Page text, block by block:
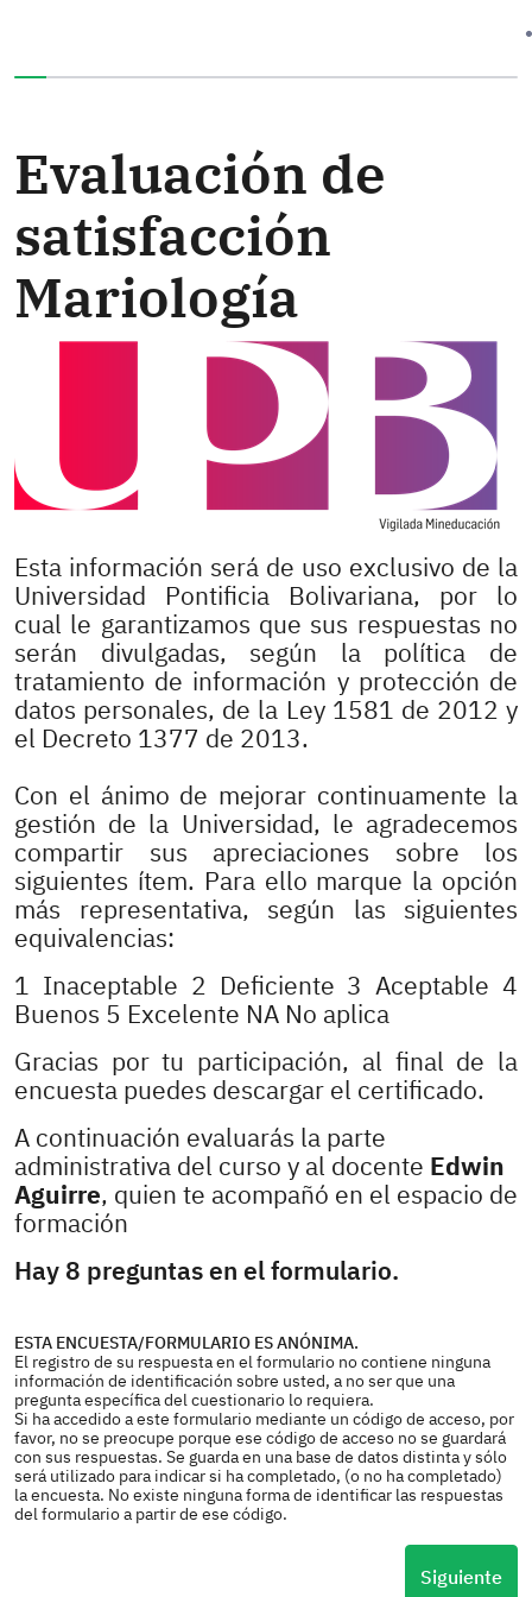
Evaluación de
satisfacción
Mariología
Esta información será de uso exclusivo de la
Universidad Pontificia Bolivariana, por lo
cual le garantizamos que sus respuestas no
serán divulgadas, según la política de
tratamiento de información y protección de
datos personales, de la Ley 1581 de 2012 y
el Decreto 1377 de 2013.
Con el ánimo de mejorar continuamente la
gestión de la Universidad, le agradecemos
compartir sus apreciaciones sobre los
siguientes ítem. Para ello marque la opción
más representativa, según las siguientes
equivalencias:
1 Inaceptable 2 Deficiente 3 Aceptable 4
Buenos 5 Excelente NA No aplica
Gracias por tu participación, al final de la
encuesta puedes descargar el certificado.
A continuación evaluarás la parte
administrativa del curso y al docente Edwin
Aguirre, quien te acompañó en el espacio de
formación
Hay 8 preguntas en el formulario.
ESTA ENCUESTA/FORMULARIO ES ANÓNIMA.
El registro de su respuesta en el formulario no contiene ninguna
información de identificación sobre usted, a no ser que una
pregunta específica del cuestionario lo requiera.
Si ha accedido a este formulario mediante un código de acceso, por
favor, no se preocupe porque ese código de acceso no se guardará
con sus respuestas. Se guarda en una base de datos distinta y sólo
será utilizado para indicar si ha completado, (o no ha completado)
la encuesta. No existe ninguna forma de identificar las respuestas
del formulario a partir de ese código.
Siguiente